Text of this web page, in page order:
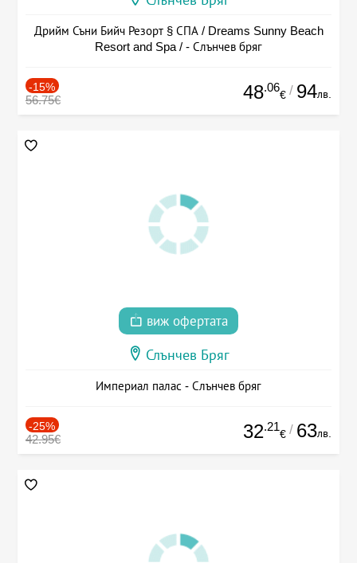
Дрийм Съни Бийч Резорт § СПА / Dreams Sunny Beach
Resort and Spa / - Слънчев бряг
-15%
56.75€ 48.06
€ / 94лв.
виж офертата
Слънчев Бряг
Империал палас - Слънчев бряг
-25%
42.95€ 32.21
€ / 63лв.